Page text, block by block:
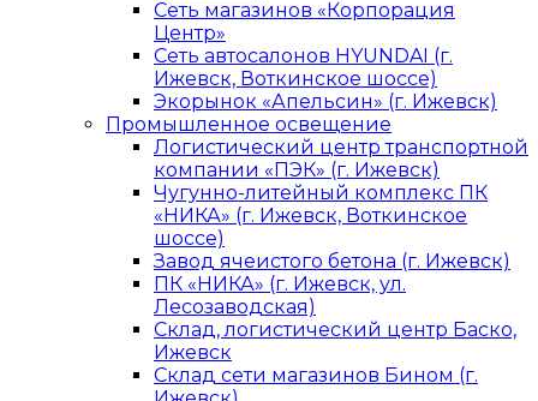
Сеть магазинов «Корпорация
Центр»
Сеть автосалонов HYUNDAI (г.
Ижевск, Воткинское шоссе)
Экорынок «Апельсин» (г. Ижевск)
Промышленное освещение
Логистический центр транспортной
компании «ПЭК» (г. Ижевск)
Чугунно-литейный комплекс ПК
«НИКА» (г. Ижевск, Воткинское
шоссе)
Завод ячеистого бетона (г. Ижевск)
ПК «НИКА» (г. Ижевск, ул.
Лесозаводская)
Склад, логистический центр Баско,
Ижевск
Склад сети магазинов Бином (г.